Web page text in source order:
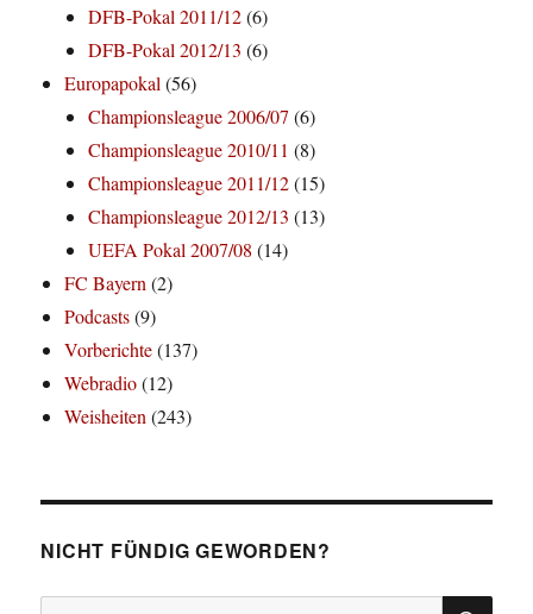
DFB-Pokal 2011/12(6)
DFB-Pokal 2012/13 (6)
Europapokal(56)
Championsleague 2006/07 (6)
Championsleague 2010/11 (8)
Championsleague 2011/12(15)
Championsleague 2012/13 (13)
UEFA Pokal 2007/08 (14)
FC Bayern(2)
Podcasts(9)
Vorberichte(137)
Webradio(12)
Weisheiten(243)
NICHT FÜNDIG GEWORDEN?